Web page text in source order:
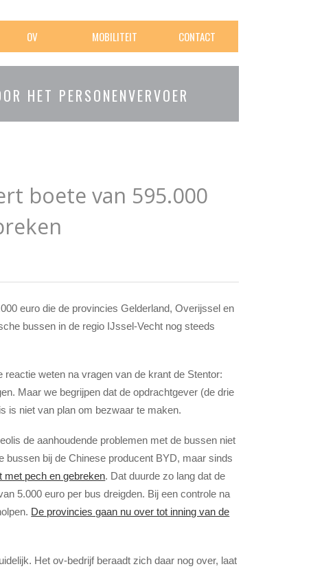
OV MOBILITEIT CONTACT
HET PERSONENVERVOER
boete van 595.000
euro die de provincies Gelderland, Overijssel en
bussen in de regio IJssel-Vecht nog steeds
weten na vragen van de krant de Stentor:
Maar we begrijpen dat de opdrachtgever (de drie
is niet van plan om bezwaar te maken.
de aanhoudende problemen met de bussen niet
bij de Chinese producent BYD, maar sinds
met pech en gebreken. Dat duurde zo lang dat de
5.000 euro per bus dreigden. Bij een controle na
De provincies gaan nu over tot inning van de
Het ov-bedrijf beraadt zich daar nog over, laat